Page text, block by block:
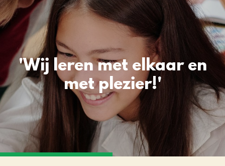
'Wij leren met elkaar en
met plezier!'